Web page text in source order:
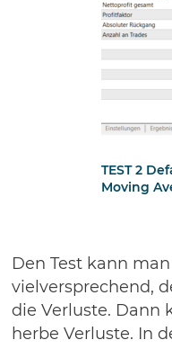
TEST 2
Moving
Den Test kann
vielversprechend,
die Verluste. Dann
herbe Verluste. In